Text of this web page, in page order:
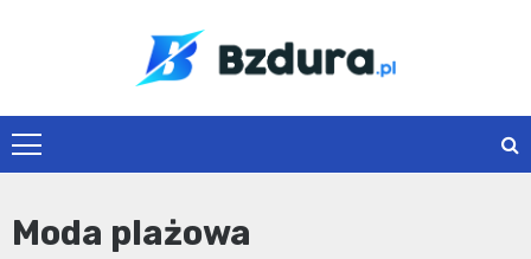
Bzdura.pl
Moda plażowa